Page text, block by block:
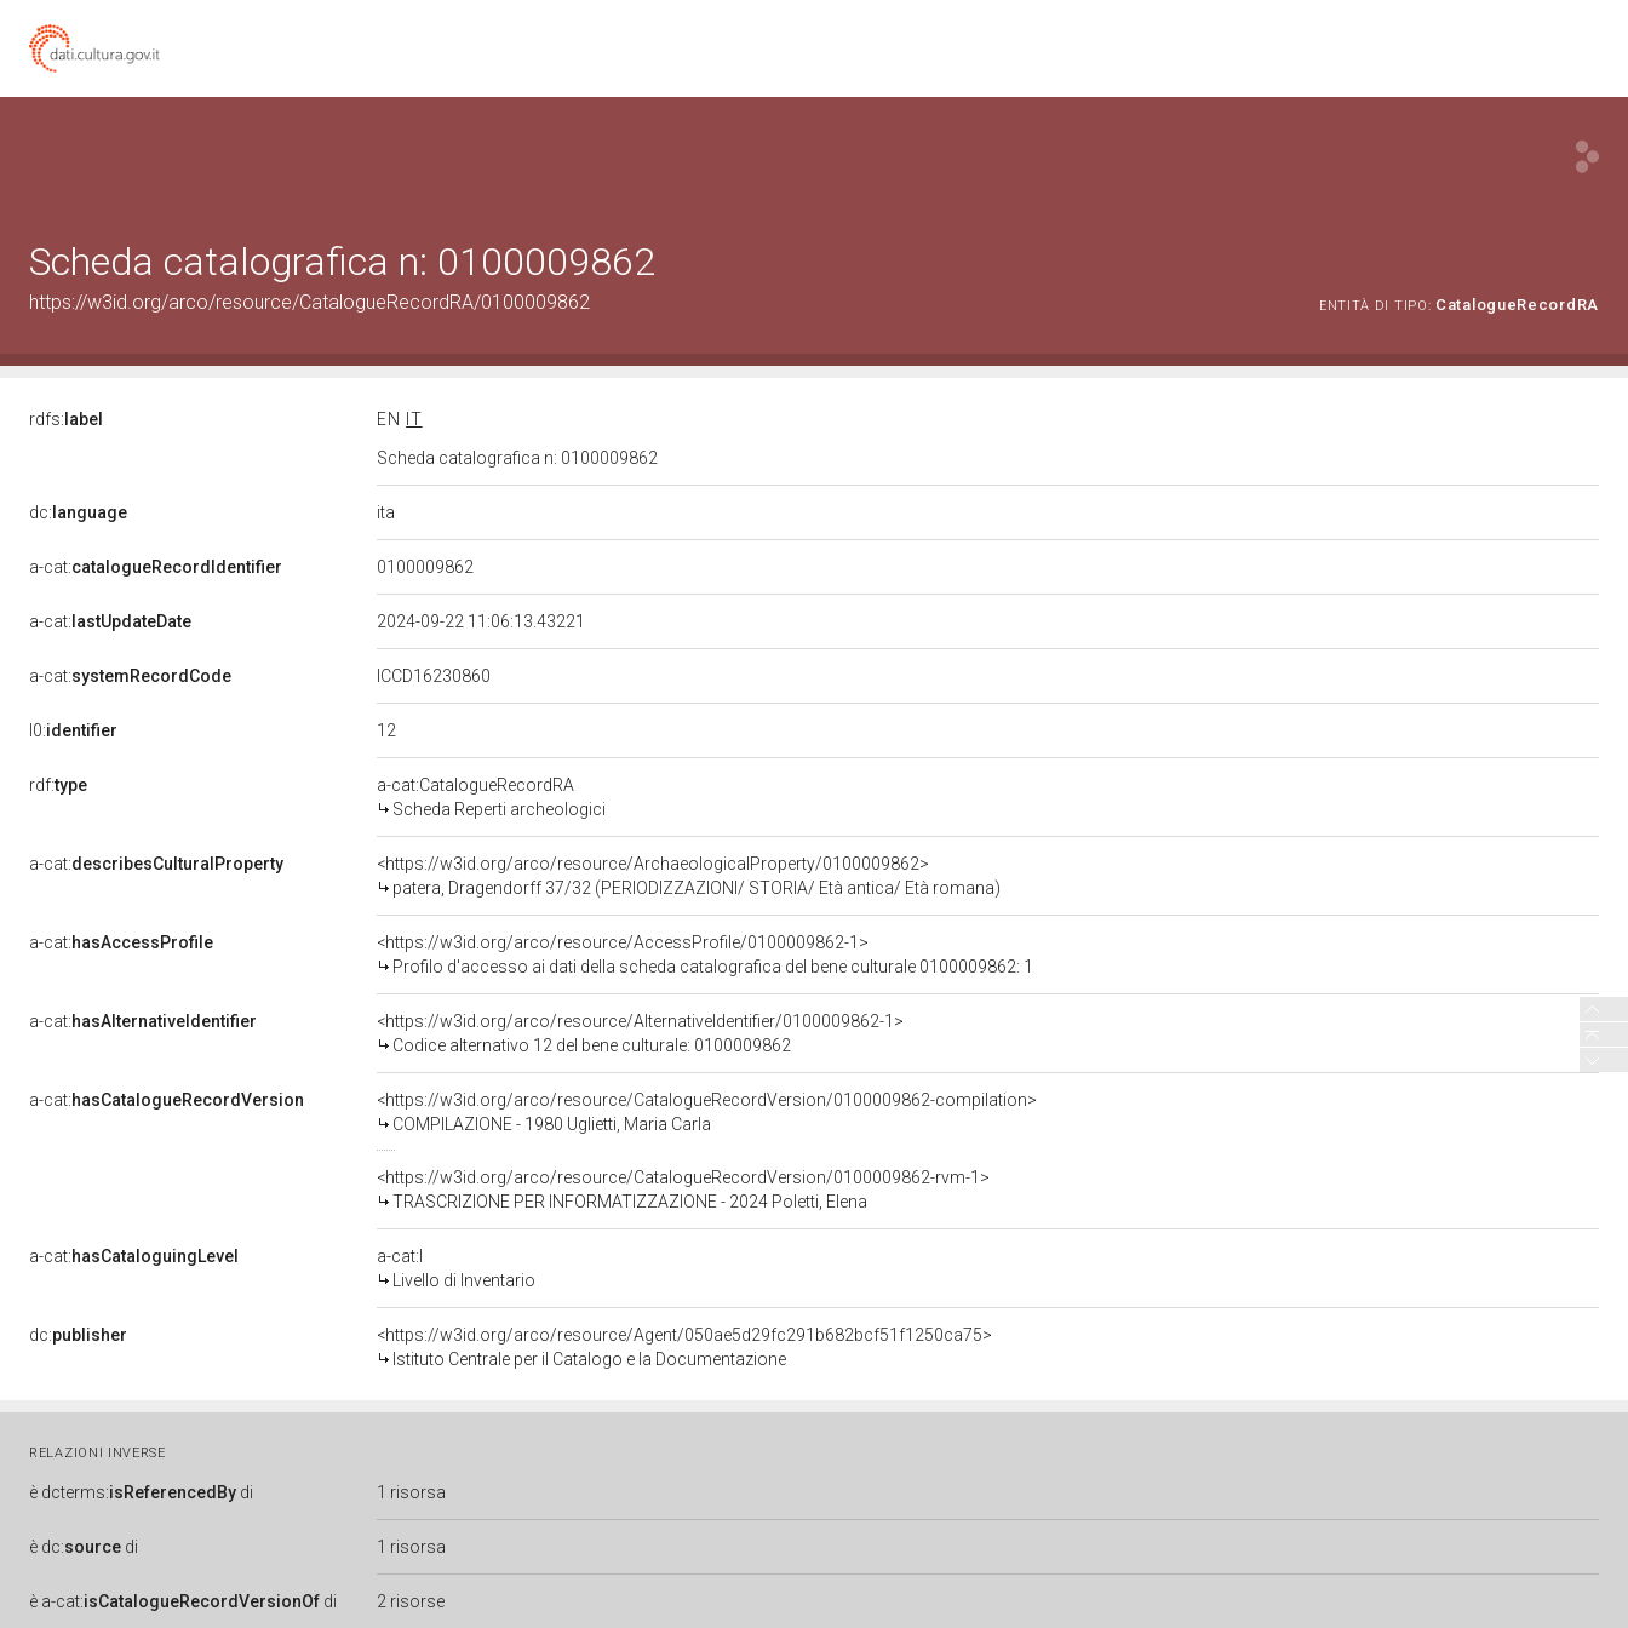
Scheda catalografica n: 0100009862
https://w3id.org/arco/resource/CatalogueRecordRA/0100009862 ENTITÀ DI TIPO: CatalogueRecordRA
rdfs: label EN
IT
Scheda catalografica n: 0100009862
dc: language ita
a-cat:catalogueRecordIdentifier 0100009862
a-cat: lastUpdateDate 2024-09-22 11:06:13.43221
a-cat:systemRecordCode ICCD16230860
l0:identifier 12
rdf:type
a-cat:CatalogueRecordRA
Scheda Reperti archeologici
a-cat:describesCulturalProperty
<https://w3id.org/arco/resource/ArchaeologicalProperty/0100009862>
patera, Dragendorff 37/32 (PERIODIZZAZIONI/ STORIA/ Età antica/ Età romana)
a-cat:hasAccessProfile
<https://w3id.org/arco/resource/AccessProfile/0100009862-1>
Profilo d'accesso ai dati della scheda catalografica del bene culturale 0100009862: 1
a-cat:hasAlternativeIdentifier
<https://w3id.org/arco/resource/AlternativeIdentifier/0100009862-1>
Codice alternativo 12 del bene culturale: 0100009862
a-cat:hasCatalogueRecordVersion
<https://w3id.org/arco/resource/CatalogueRecordVersion/0100009862-compilation>
COMPILAZIONE - 1980 Uglietti, Maria Carla
<https://w3id.org/arco/resource/CatalogueRecordVersion/0100009862-rvm-1>
TRASCRIZIONE PER INFORMATIZZAZIONE - 2024 Poletti, Elena
a-cat:hasCataloguingLevel
a-cat:I
Livello di Inventario
dc:publisher
<https://w3id.org/arco/resource/Agent/050ae5d29fc291b682bcf51f1250ca75>
Istituto Centrale per il Catalogo e la Documentazione
RELAZIONI INVERSE
è dcterms:isReferencedBy di 1 risorsa
è dc:source di 1 risorsa
è a-cat:isCatalogueRecordVersionOf di 2 risorse